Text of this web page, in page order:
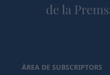
ÀREA DE SUBSCRIPTORS